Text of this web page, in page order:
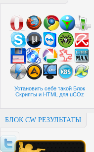
Установить себе такой Блок
Скрипты и HTML для uCOz
БЛОК CW РЕЗУЛЬТАТЫ